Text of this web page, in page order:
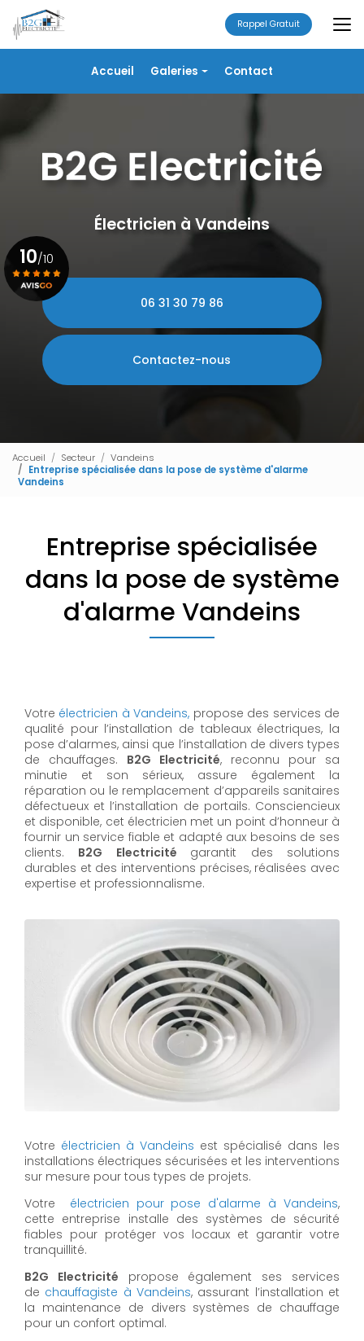
au
contenu
principal
Accueil Galeries
Chauffage/VMC
Portails
Contact
Rappel Gratuit
Électricien à Vandeins
06 31 30 79 86
Contactez-nous
10/10
Voir le certificat
Accueil Secteur
Vandeins
Entreprise spécialisée dans la pose de système d'alarme
Vandeins
Entreprise spécialisée
dans la pose de système
d'alarme Vandeins
Votre électricien à Vandeins, propose des services de
qualité pour l’installation de tableaux électriques, la
pose d’alarmes, ainsi que l’installation de divers types
de chauffages. B2G Electricité, reconnu pour sa
minutie et son sérieux, assure également la
réparation ou le remplacement d’appareils sanitaires
défectueux et l’installation de portails. Consciencieux
et disponible, cet électricien met un point d’honneur à
fournir un service fiable et adapté aux besoins de ses
clients. B2G Electricité garantit des solutions
durables et des interventions précises, réalisées avec
expertise et professionnalisme.
Votre électricien à Vandeins est spécialisé dans les
installations électriques sécurisées et les interventions
sur mesure pour tous types de projets.
Votre électricien pour pose d'alarme à Vandeins,
cette entreprise installe des systèmes de sécurité
fiables pour protéger vos locaux et garantir votre
tranquillité.
B2G Electricité propose également ses services
de chauffagiste à Vandeins, assurant l’installation et
la maintenance de divers systèmes de chauffage
pour un confort optimal.